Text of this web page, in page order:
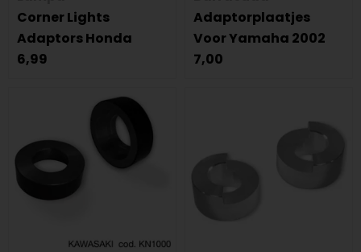
Corner Lights
Adaptors Honda
6,99
Adaptorplaatjes
Voor Yamaha 2002
7,00